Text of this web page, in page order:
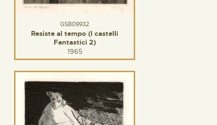
GSB09932
Resiste al tempo (I castelli
Fantastici 2)
1965